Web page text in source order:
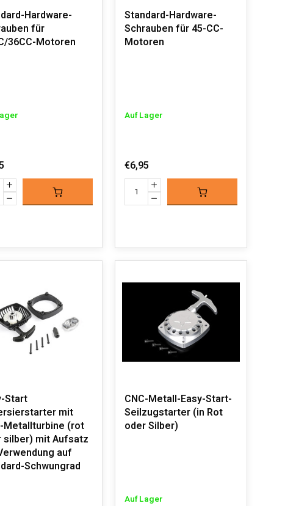
Hardware-
für
36CC-Motoren
Standard-Hardware-
Schrauben für 45-CC-
Motoren
Auf Lager
€6,95
Start
mit
Metallturbine (rot
silber) mit Aufsatz
auf
Schwungrad
CNC-Metall-Easy-Start-
Seilzugstarter (in Rot
oder Silber)
Auf Lager